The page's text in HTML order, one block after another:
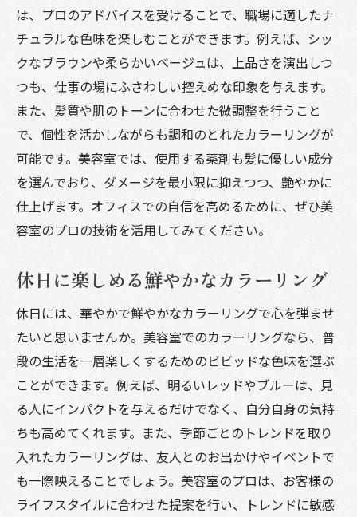
は、プロのアドバイスを受けることで、職場に適したナ
チュラルな色味を楽しむことができます。例えば、シッ
クなブラウンや柔らかいベージュは、上品さを演出しつ
つも、仕事の場にふさわしい控えめな印象を与えます。
また、髪質や肌のトーンに合わせた微調整を行うこと
で、個性を活かしながらも調和のとれたカラーリングが
可能です。美容室では、使用する薬剤も髪に優しい成分
を選んでおり、ダメージを最小限に抑えつつ、艶やかに
仕上げます。オフィスでの自信を高めるために、ぜひ美
容室のプロの技術を活用してみてください。
休日に楽しめる鮮やかなカラーリング
休日には、華やかで鮮やかなカラーリングで心を弾ませ
たいと思いませんか。美容室でのカラーリングなら、普
段の生活を一層楽しくするためのビビッドな色味を選ぶ
ことができます。例えば、明るいレッドやブルーは、見
る人にインパクトを与えるだけでなく、自分自身の気持
ちも高めてくれます。また、季節ごとのトレンドを取り
入れたカラーリングは、友人とのお出かけやイベントで
も一際映えることでしょう。美容室のプロは、お客様の
ライフスタイルに合わせた提案を行い、トレンドに敏感